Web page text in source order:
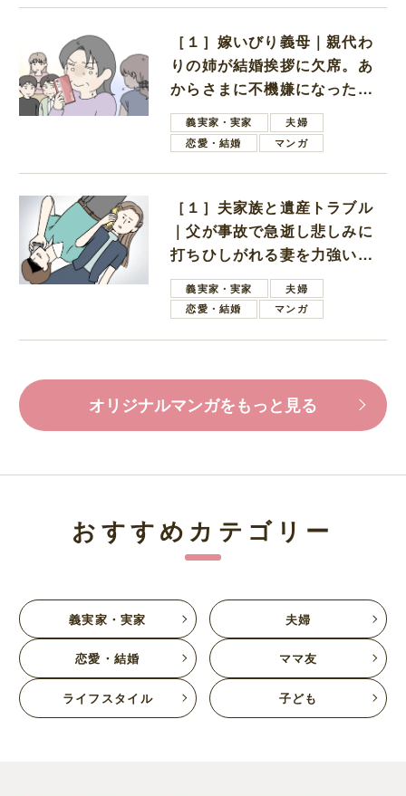
［１］嫁いびり義母｜親代わ
りの姉が結婚挨拶に欠席。あ
からさまに不機嫌になった義
母義実家・実家
夫婦
恋愛・結婚
マンガ
［１］夫家族と遺産トラブル
｜父が事故で急逝し悲しみに
打ちひしがれる妻を力強い言
葉で励ます夫
義実家・実家
夫婦
恋愛・結婚
マンガ
オリジナルマンガをもっと見る
おすすめカテゴリー
義実家・実家 夫婦
恋愛・結婚 ママ友
ライフスタイル 子ども